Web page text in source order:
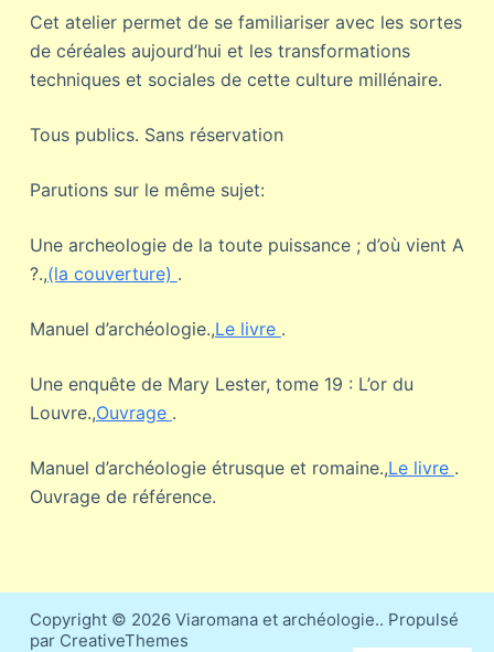
Cet atelier permet de se familiariser avec les sortes
de céréales aujourd’hui et les transformations
techniques et sociales de cette culture millénaire.
Tous publics. Sans réservation
Parutions sur le même sujet:
Une archeologie de la toute puissance ; d’où vient A
?.,(la couverture) .
Manuel d’archéologie.,Le livre .
Une enquête de Mary Lester, tome 19 : L’or du
Louvre.,Ouvrage .
Manuel d’archéologie étrusque et romaine.,Le livre .
Ouvrage de référence.
Copyright © 2026 Viaromana et archéologie.. Propulsé
par CreativeThemes